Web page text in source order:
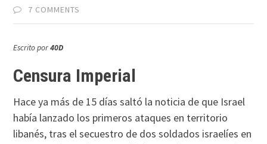
7 COMMENTS
Escrito por40D
Censura Imperial
Hace ya más de 15 dí­as saltó la noticia de que Israel
habí­a lanzado los primeros ataques en territorio
libanés, tras el secuestro de dos soldados israelí­es en